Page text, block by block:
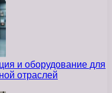
и оборудование для
отраслей